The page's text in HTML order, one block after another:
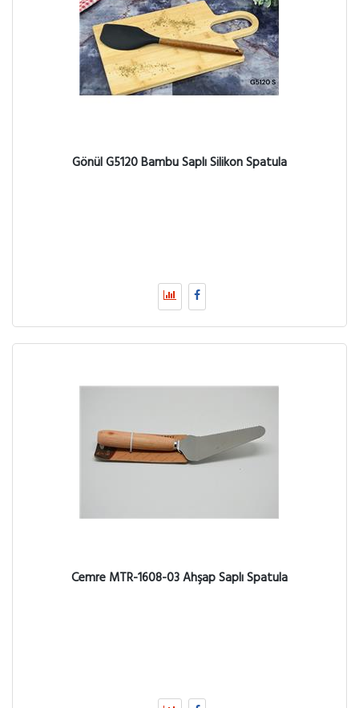
Gönül G5120 Bambu Saplı Silikon Spatula
Cemre MTR-1608-03 Ahşap Saplı Spatula